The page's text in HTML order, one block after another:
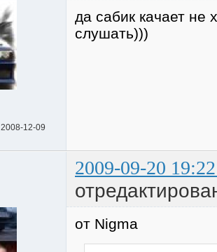
2008-12-09
да сабик качает не
слушать)))
2009-09-20
от Nigma